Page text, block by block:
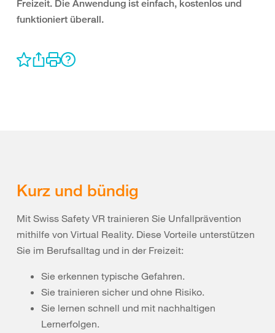
Freizeit. Die Anwendung ist einfach, kostenlos und
funktioniert überall.
Kurz und bündig
Mit Swiss Safety VR trainieren Sie Unfallprävention
mithilfe von Virtual Reality. Diese Vorteile unterstützen
Sie im Berufsalltag und in der Freizeit:
Sie erkennen typische Gefahren.
Sie trainieren sicher und ohne Risiko.
Sie lernen schnell und mit nachhaltigen
Lernerfolgen.